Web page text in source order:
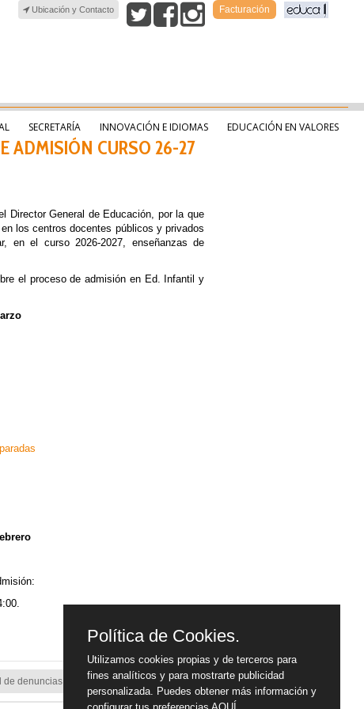
Ubicación y Contacto Facturación
SECRETARÍA INNOVACIÓN E IDIOMAS EDUCACIÓN EN VALORES
ADMISIÓN CURSO 26-27
Director General de Educación, por la que
los centros docentes públicos y privados
en el curso 2026-2027, enseñanzas de
el proceso de admisión en Ed. Infantil y
de denuncias
Política de Cookies.
Utilizamos cookies propias y de terceros para
fines analíticos y para mostrarte publicidad
personalizada. Puedes obtener más información y